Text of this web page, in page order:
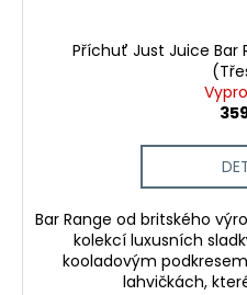
Příchuť Just Juice Bar
Bar Range od britského
kolekcí luxusních
kooladovým
lahvičkách,